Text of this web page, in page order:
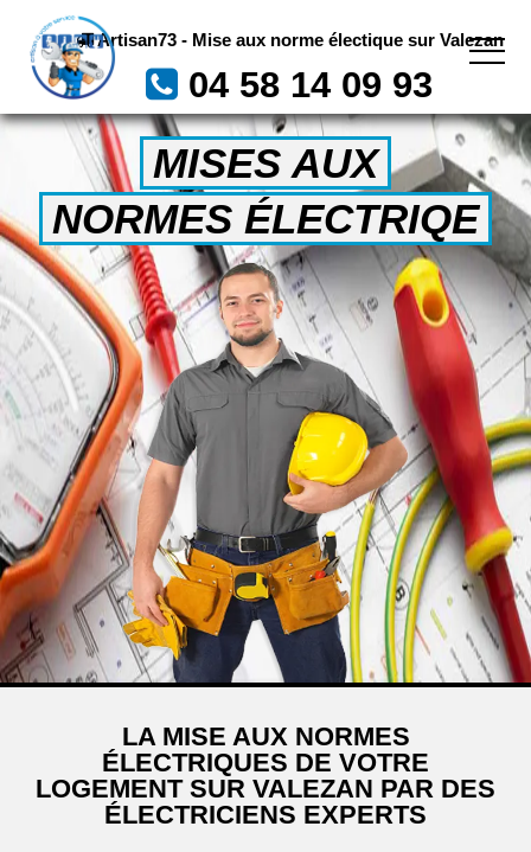
Artisan73 - Mise aux norme électique sur Valezan
04 58 14 09 93
MISES AUX
NORMES ÉLECTRIQE
LA MISE AUX NORMES
ÉLECTRIQUES DE VOTRE
LOGEMENT SUR VALEZAN PAR DES
ÉLECTRICIENS EXPERTS